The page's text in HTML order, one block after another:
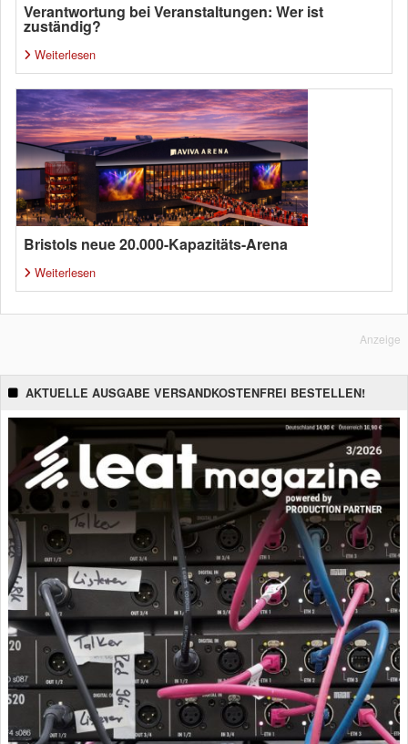
Verantwortung bei Veranstaltungen: Wer ist
zuständig?
Weiterlesen
Bristols neue 20.000-Kapazitäts-Arena
Weiterlesen
Anzeige
AKTUELLE AUSGABE VERSANDKOSTENFREI BESTELLEN!